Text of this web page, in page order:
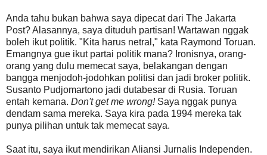
Anda tahu bukan bahwa saya dipecat dari The Jakarta
Post? Alasannya, saya dituduh partisan! Wartawan nggak
boleh ikut politik. "Kita harus netral," kata Raymond Toruan.
Emangnya gue ikut partai politik mana? Ironisnya, orang-
orang yang dulu memecat saya, belakangan dengan
bangga menjodoh-jodohkan politisi dan jadi broker politik.
Susanto Pudjomartono jadi dutabesar di Rusia. Toruan
entah kemana. Don't get me wrong!Saya nggak punya
dendam sama mereka. Saya kira pada 1994 mereka tak
punya pilihan untuk tak memecat saya.
Saat itu, saya ikut mendirikan Aliansi Jurnalis Independen.